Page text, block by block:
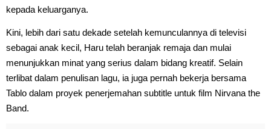
kepada keluarganya.
Kini, lebih dari satu dekade setelah kemunculannya di televisi
sebagai anak kecil, Haru telah beranjak remaja dan mulai
menunjukkan minat yang serius dalam bidang kreatif. Selain
terlibat dalam penulisan lagu, ia juga pernah bekerja bersama
Tablo dalam proyek penerjemahan subtitle untuk film Nirvana the
Band.